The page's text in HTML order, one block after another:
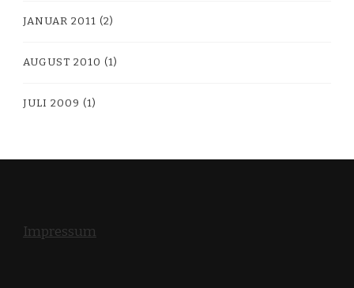
JANUAR 2011 (2)
AUGUST 2010 (1)
JULI 2009 (1)
Impressum